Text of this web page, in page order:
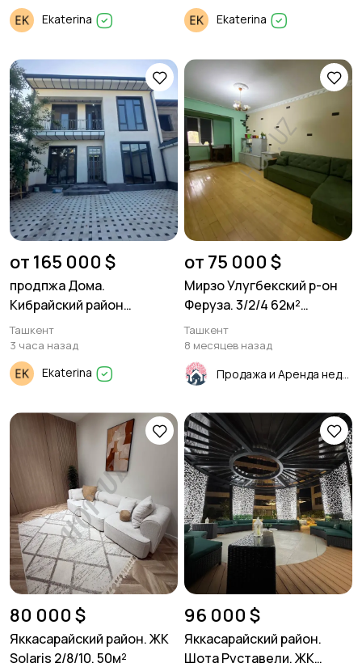
Ekaterina Ekaterina
от 165 000 $
продпжа Дома.
Кибрайский район
Бойжигит. 1,7 соток. 2
уровня 5 комнат
Ташкент
3 часа назад
Ekaterina
от 75 000 $
Мирзо Улугбекский р-он
Феруза. 3/2/4 62м²
Панель.
Ташкент
8 месяцев назад
80 000 $
Яккасарайский район. ЖК
Solaris 2/8/10. 50м²
96 000 $
Яккасарайский район.
Шота Руставели. ЖК